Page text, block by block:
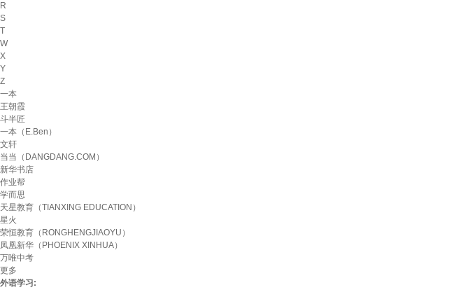
R
S
T
W
X
Y
Z
一本
王朝霞
斗半匠
一本（E.Ben）
文轩
当当（DANGDANG.COM）
新华书店
作业帮
学而思
天星教育（TIANXING EDUCATION）
星火
荣恒教育（RONGHENGJIAOYU）
凤凰新华（PHOENIX XINHUA）
万唯中考
更多
外语学习: